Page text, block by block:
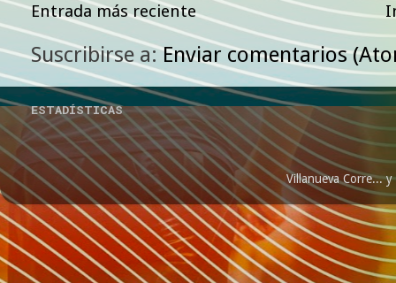
Entrada más reciente
Suscribirse a:Enviar comentarios
ESTADÍSTICAS
Villanueva Corre...